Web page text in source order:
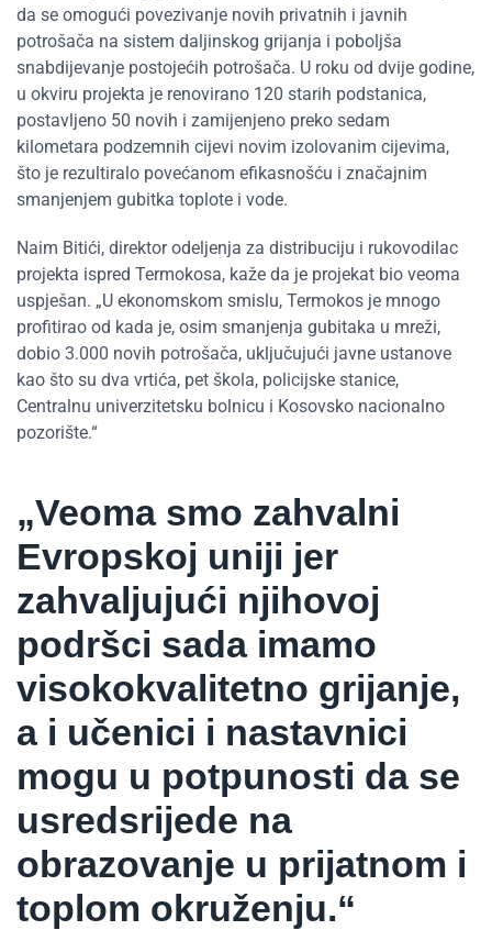
da se omogući povezivanje novih privatnih i javnih
potrošača na sistem daljinskog grijanja i poboljša
snabdijevanje postojećih potrošača. U roku od dvije godine,
u okviru projekta je renovirano 120 starih podstanica,
postavljeno 50 novih i zamijenjeno preko sedam
kilometara podzemnih cijevi novim izolovanim cijevima,
što je rezultiralo povećanom efikasnošću i značajnim
smanjenjem gubitka toplote i vode.
Naim Bitići, direktor odeljenja za distribuciju i rukovodilac
projekta ispred Termokosa, kaže da je projekat bio veoma
uspješan. „U ekonomskom smislu, Termokos je mnogo
profitirao od kada je, osim smanjenja gubitaka u mreži,
dobio 3.000 novih potrošača, uključujući javne ustanove
kao što su dva vrtića, pet škola, policijske stanice,
Centralnu univerzitetsku bolnicu i Kosovsko nacionalno
pozorište.“
„Veoma smo zahvalni
Evropskoj uniji jer
zahvaljujući njihovoj
podršci sada imamo
visokokvalitetno grijanje,
a i učenici i nastavnici
mogu u potpunosti da se
usredsrijede na
obrazovanje u prijatnom i
toplom okruženju.“